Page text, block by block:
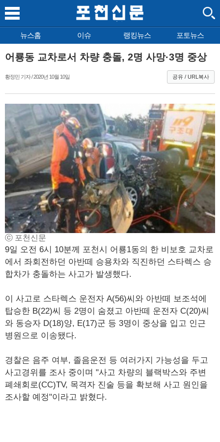
뉴스홈 이슈 랭킹뉴스 포토뉴스
어룡동 교차로서 차량 충돌, 2명 사망·3명 중상
황정민 기자 / 2020년 10월 10일 공유 / URL복사
ⓒ 포천신문
9일 오전 6시 10분께 포천시 어룡1동의 한 비보호 교차로
에서 좌회전하던 아반떼 승용차와 직진하던 스타렉스 승
합차가 충돌하는 사고가 발생했다.
이 사고로 스타렉스 운전자 A(56)씨와 아반떼 보조석에
탑승한 B(22)씨 등 2명이 숨졌고 아반떼 운전자 C(20)씨
와 동승자 D(18)양, E(17)군 등 3명이 중상을 입고 인근
병원으로 이송됐다.
경찰은 음주 여부, 졸음운전 등 여러가지 가능성을 두고
사고경위를 조사 중이며 "사고 차량의 블랙박스와 주변
폐쇄회로(CC)TV, 목격자 진술 등을 확보해 사고 원인을
조사할 예정"이라고 밝혔다.